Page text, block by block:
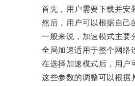
首先，用户需要下载并安
然后，用户可以根据自己的
一般来说，加速模式主要分
全局加速适用于整个网络连
在选择加速模式后，用户可
这些参数的调整可以根据具